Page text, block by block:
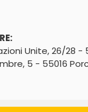
Unite, 26/28 -
5 - 55016